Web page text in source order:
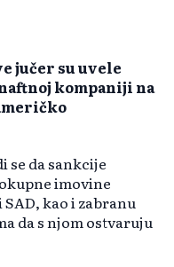
jučer su uvele
kompaniji na
se da sankcije
imovine
kao i zabranu
da s njom ostvaruju